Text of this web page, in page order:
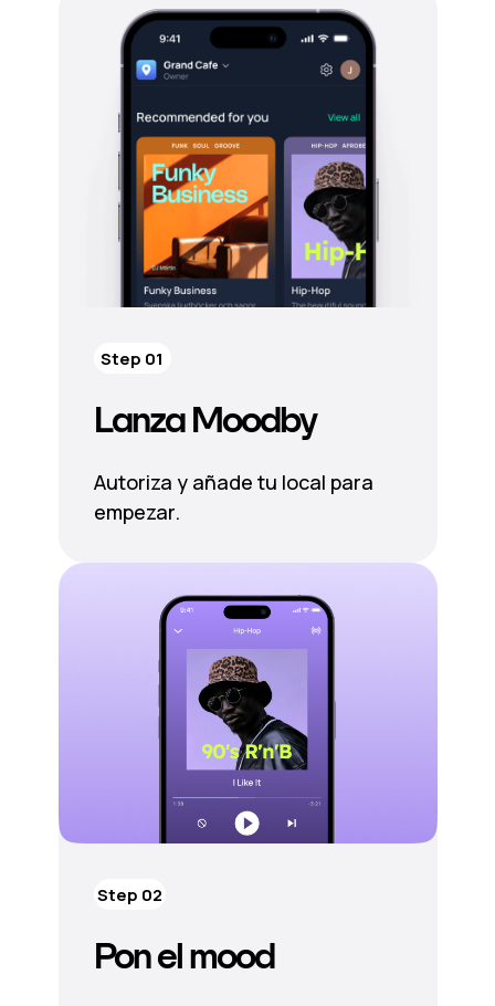
Lanza Moodby
Autoriza y añade tu local para
empezar.
Step 01
Pon el mood
Step 02